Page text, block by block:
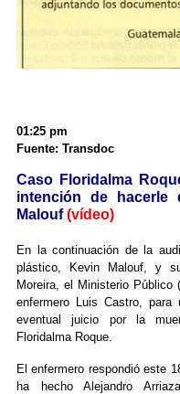
01:25 pm
Fuente: Transdoc
Caso Floridalma
intención de hacerle
Malouf(vídeo)
En la continuación de la
plástico, Kevin Malouf, y
Moreira, el Ministerio Público
enfermero Luis Castro,
eventual juicio por la
Floridalma Roque.
El enfermero respondió este
ha hecho Alejandro